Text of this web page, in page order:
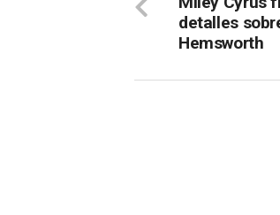
detalles
Hemsworth